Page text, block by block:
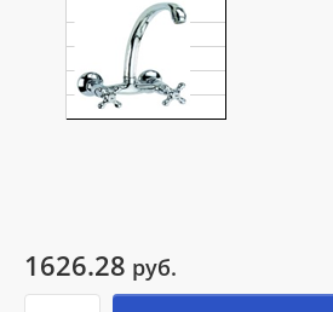
1626.28 руб.